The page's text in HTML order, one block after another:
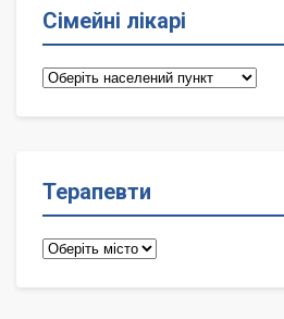
Сімейні лікарі
Сімейні
Терапевти
Терапевти